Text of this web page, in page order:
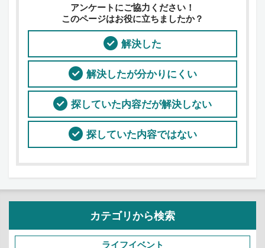
アンケートにご協力ください！
このページはお役に立ちましたか？
解決した
解決したが分かりにくい
探していた内容だが解決しない
探していた内容ではない
カテゴリから検索
ライフイベント